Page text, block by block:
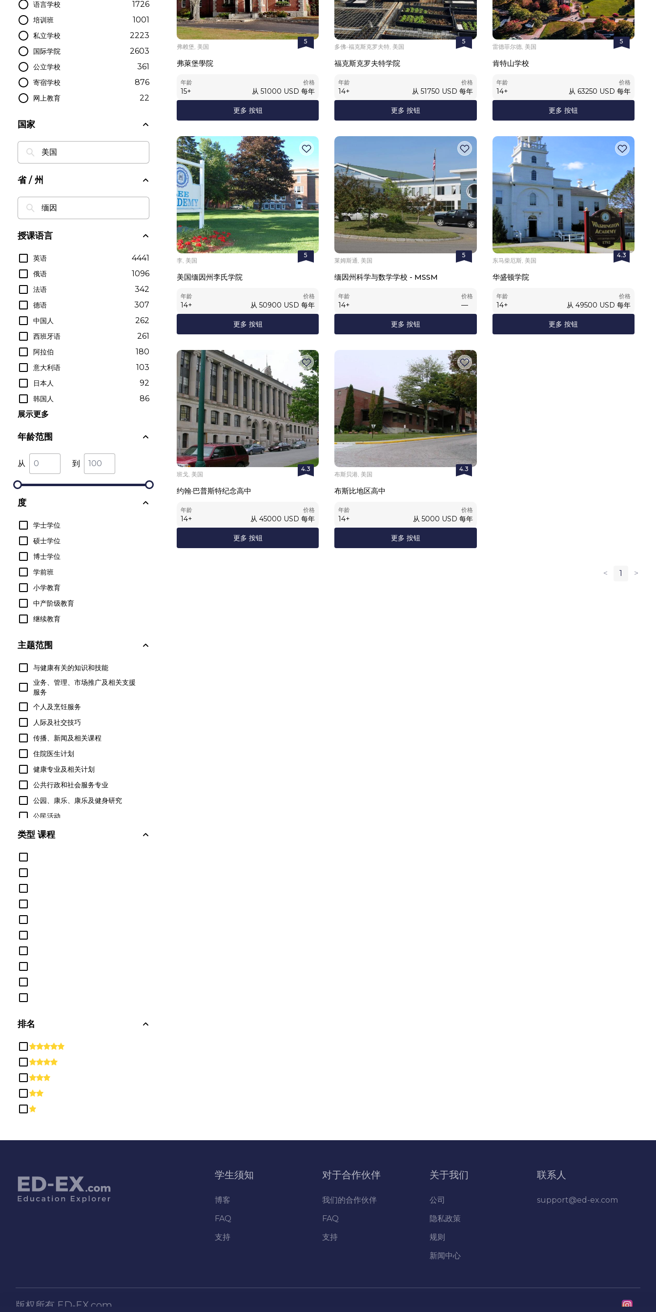
语言学校 1726
培训班 1001
私立学校 2223
国际学院 2603
公立学校 361
寄宿学校 876
网上教育 22
国家
省 / 州
授课语言
英语 4441
俄语 1096
法语 342
德语 307
中国人 262
西班牙语 261
阿拉伯 180
意大利语 103
日本人 92
韩国人
86
展示更多
年龄范围
从 到
度
学士学位
硕士学位
博士学位
学前班
小学教育
中产阶级教育
继续教育
主题范围
与健康有关的知识和技能
业务、管理、市场推广及相关支援
服务
个人及烹饪服务
人际及社交技巧
传播、新闻及相关课程
住院医生计划
健康专业及相关计划
公共行政和社会服务专业
公园、康乐、康乐及健身研究
公民活动
军事技术与应用科学
工程部
康乐及康
建筑行业
建筑设计
心理学
教育
物理科学
生物和生物医学科学
自然资源和保护
类型 课程
排名
5
弗赖堡, 美国
弗萊堡學院
年龄
15+
价格
从 51000 USD 每年
更多 按钮
5
多佛-福克斯克罗夫特, 美国
福克斯克罗夫特学院
年龄
14+
价格
从 51750 USD 每年
更多 按钮
5
雷德菲尔德, 美国
肯特山学校
年龄
14+
价格
从 63250 USD 每年
更多 按钮
5
李, 美国
美国缅因州李氏学院
年龄
14+
价格
从 50900 USD 每年
更多 按钮
5
莱姆斯通, 美国
缅因州科学与数学学校 - MSSM
年龄
14+
价格
—
更多 按钮
4.3
东马柴厄斯, 美国
华盛顿学院
年龄
14+
价格
从 49500 USD 每年
更多 按钮
4.3
班戈, 美国
约翰·巴普斯特纪念高中
年龄
14+
价格
从 45000 USD 每年
更多 按钮
4.3
布斯贝港, 美国
布斯比地区高中
年龄
14+
价格
从 5000 USD 每年
更多 按钮
< 1 >
学生须知
博客
FAQ
支持
对于合作伙伴
我们的合作伙伴
FAQ
支持
关于我们
公司
隐私政策
规则
新闻中心
联系人
support@ed-ex.com
版权所有 ED-EX.com